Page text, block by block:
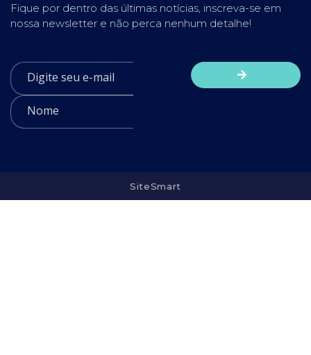
Fique por dentro das últimas notícias, inscreva-se em
nossa newsletter e não perca nenhum detalhe!
SiteSmart